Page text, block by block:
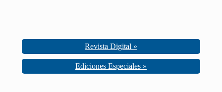
Revista Digital »
Ediciones Especiales »